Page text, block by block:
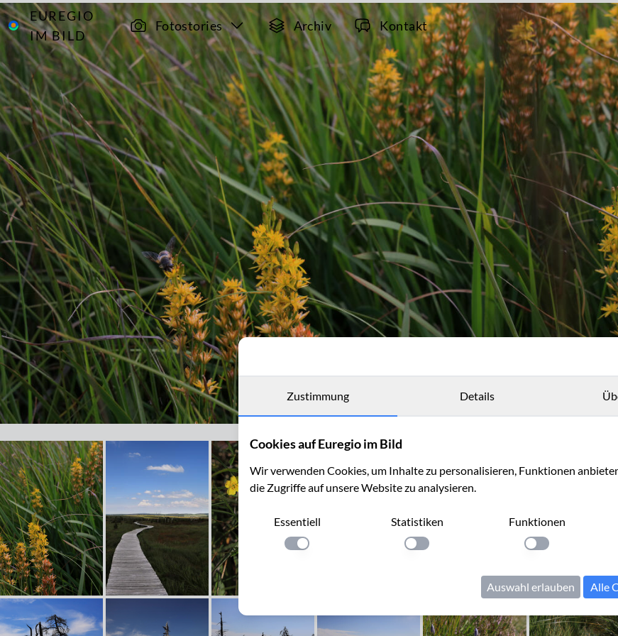
EUREGIO
IM BILD
Fotostories Archiv Kontakt
Archiv 13631
Zustimmung Details
Cookies auf Euregio im Bild
Wir verwenden Cookies, um Inhalte zu personalisieren, Funktionen
die Zugriffe auf unsere Website zu analysieren.
Essentiell
Einstellung anwenden
Statistiken
Einstellung anwenden
Funktionen
Einstellung
Auswahl erlauben Alle